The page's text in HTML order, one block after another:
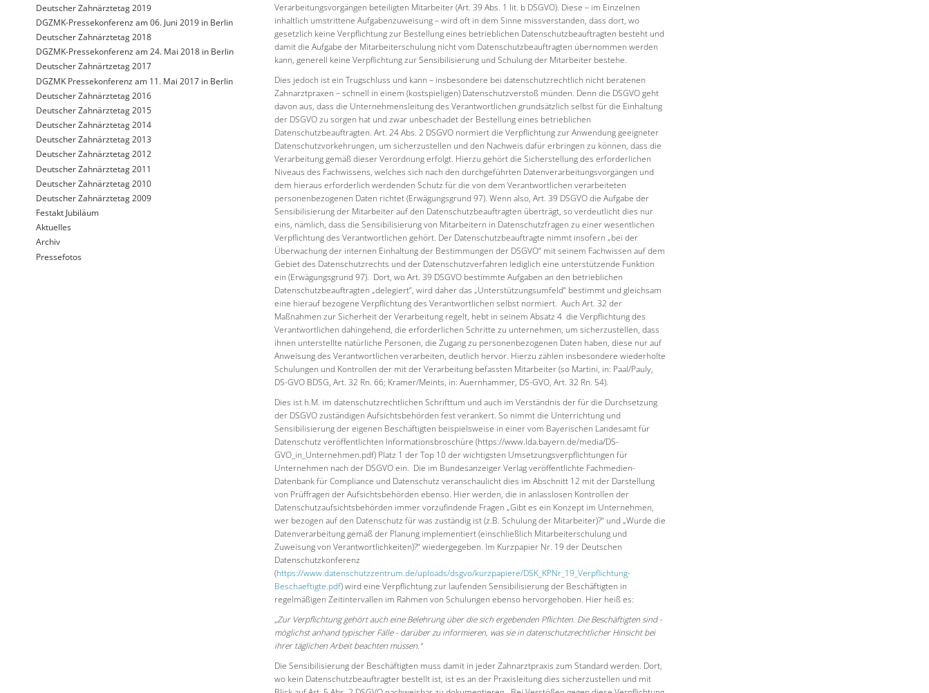
Deutscher Zahnärztetag 2019
DGZMK-Pressekonferenz am 06. Juni 2019 in Berlin
Deutscher Zahnärztetag 2018
DGZMK-Pressekonferenz am 24. Mai 2018 in Berlin
Deutscher Zahnärtzetag 2017
DGZMK Pressekonferenz am 11. Mai 2017 in Berlin
Deutscher Zahnärztetag 2016
Deutscher Zahnärztetag 2015
Deutscher Zahnärztetag 2014
Deutscher Zahnärztetag 2013
Deutscher Zahnärztetag 2012
Deutscher Zahnärztetag 2011
Deutscher Zahnärztetag 2010
Deutscher Zahnärztetag 2009
Festakt Jubiläum
Aktuelles
Archiv
Pressefotos
Verarbeitungsvorgängen beteiligten Mitarbeiter (Art. 39 Abs. 1 lit. b DSGVO). Diese – im Einzelnen
inhaltlich umstrittene Aufgabenzuweisung – wird oft in dem Sinne missverstanden, dass dort, wo
gesetzlich keine Verpflichtung zur Bestellung eines betrieblichen Datenschutzbeauftragten besteht und
damit die Aufgabe der Mitarbeiterschulung nicht vom Datenschutzbeauftragten übernommen werden
kann, generell keine Verpflichtung zur Sensibilisierung und Schulung der Mitarbeiter bestehe.
Dies jedoch ist ein Trugschluss und kann – insbesondere bei datenschutzrechtlich nicht beratenen
Zahnarztpraxen – schnell in einem (kostspieligen) Datenschutzverstoß münden. Denn die DSGVO geht
davon aus, dass die Unternehmensleitung des Verantwortlichen grundsätzlich selbst für die Einhaltung
der DSGVO zu sorgen hat und zwar unbeschadet der Bestellung eines betrieblichen
Datenschutzbeauftragten. Art. 24 Abs. 2 DSGVO normiert die Verpflichtung zur Anwendung geeigneter
Datenschutzvorkehrungen, um sicherzustellen und den Nachweis dafür erbringen zu können, dass die
Verarbeitung gemäß dieser Verordnung erfolgt. Hierzu gehört die Sicherstellung des erforderlichen
Niveaus des Fachwissens, welches sich nach den durchgeführten Datenverarbeitungsvorgängen und
dem hieraus erforderlich werdenden Schutz für die von dem Verantwortlichen verarbeiteten
personenbezogenen Daten richtet (Erwägungsgrund 97). Wenn also, Art. 39 DSGVO die Aufgabe der
Sensibilisierung der Mitarbeiter auf den Datenschutzbeauftragten überträgt, so verdeutlicht dies nur
eins, nämlich, dass die Sensibilisierung von Mitarbeitern in Datenschutzfragen zu einer wesentlichen
Verpflichtung des Verantwortlichen gehört. Der Datenschutzbeauftragte nimmt insofern „bei der
Überwachung der internen Einhaltung der Bestimmungen der DSGVO“ mit seinem Fachwissen auf dem
Gebiet des Datenschutzrechts und der Datenschutzverfahren lediglich eine unterstützende Funktion
ein (Erwägungsgrund 97). Dort, wo Art. 39 DSGVO bestimmte Aufgaben an den betrieblichen
Datenschutzbeauftragten „delegiert“, wird daher das „Unterstützungsumfeld“ bestimmt und gleichsam
eine hierauf bezogene Verpflichtung des Verantwortlichen selbst normiert. Auch Art. 32 der
Maßnahmen zur Sicherheit der Verarbeitung regelt, hebt in seinem Absatz 4 die Verpflichtung des
Verantwortlichen dahingehend, die erforderlichen Schritte zu unternehmen, um sicherzustellen, dass
ihnen unterstellte natürliche Personen, die Zugang zu personenbezogenen Daten haben, diese nur auf
Anweisung des Verantwortlichen verarbeiten, deutlich hervor. Hierzu zählen insbesondere wiederholte
Schulungen und Kontrollen der mit der Verarbeitung befassten Mitarbeiter (so Martini, in: Paal/Pauly,
DS-GVO BDSG, Art. 32 Rn. 66; Kramer/Meints, in: Auernhammer, DS-GVO, Art. 32 Rn. 54).
Dies ist h.M. im datenschutzrechtlichen Schrifttum und auch im Verständnis der für die Durchsetzung
der DSGVO zuständigen Aufsichtsbehörden fest verankert. So nimmt die Unterrichtung und
Sensibilisierung der eigenen Beschäftigten beispielsweise in einer vom Bayerischen Landesamt für
Datenschutz veröffentlichten Informationsbroschüre (https://www.lda.bayern.de/media/DS-
GVO_in_Unternehmen.pdf) Platz 1 der Top 10 der wichtigsten Umsetzungsverpflichtungen für
Unternehmen nach der DSGVO ein. Die im Bundesanzeiger Verlag veröffentlichte Fachmedien-
Datenbank für Compliance und Datenschutz veranschaulicht dies im Abschnitt 12 mit der Darstellung
von Prüffragen der Aufsichtsbehörden ebenso. Hier werden, die in anlasslosen Kontrollen der
Datenschutzaufsichtsbehörden immer vorzufindende Fragen „Gibt es ein Konzept im Unternehmen,
wer bezogen auf den Datenschutz für was zuständig ist (z.B. Schulung der Mitarbeiter)?“ und „Wurde die
Datenverarbeitung gemäß der Planung implementiert (einschließlich Mitarbeiterschulung und
Zuweisung von Verantwortlichkeiten)?“ wiedergegeben. Im Kurzpapier Nr. 19 der Deutschen
Datenschutzkonferenz
(https://www.datenschutzzentrum.de/uploads/dsgvo/kurzpapiere/DSK_KPNr_19_Verpflichtung-
Beschaeftigte.pdf) wird eine Verpflichtung zur laufenden Sensibilisierung der Beschäftigten in
regelmäßigen Zeitintervallen im Rahmen von Schulungen ebenso hervorgehoben. Hier heiß es:
„Zur Verpflichtung gehört auch eine Belehrung über die sich ergebenden Pflichten. Die Beschäftigten sind -
möglichst anhand typischer Fälle - darüber zu informieren, was sie in datenschutzrechtlicher Hinsicht bei
ihrer täglichen Arbeit beachten müssen.“
Die Sensibilisierung der Beschäftigten muss damit in jeder Zahnarztpraxis zum Standard werden. Dort,
wo kein Datenschutzbeauftragter bestellt ist, ist es an der Praxisleitung dies sicherzustellen und mit